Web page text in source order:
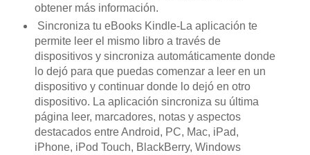
obtener más información.
Sincroniza tu eBooks Kindle-La aplicación te
permite leer el mismo libro a través de
dispositivos y sincroniza automáticamente donde
lo dejó para que puedas comenzar a leer en un
dispositivo y continuar donde lo dejó en otro
dispositivo. La aplicación sincroniza su última
página leer, marcadores, notas y aspectos
destacados entre Android, PC, Mac, iPad,
iPhone, iPod Touch, BlackBerry, Windows